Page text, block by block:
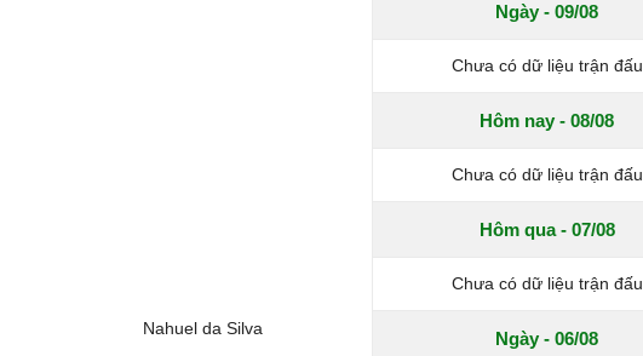
Nahuel da Silva
Ngày - 09/08
Chưa có dữ liệu trận đấu
Hôm nay - 08/08
Chưa có dữ liệu trận đấu
Hôm qua - 07/08
Chưa có dữ liệu trận đấu
Ngày - 06/08